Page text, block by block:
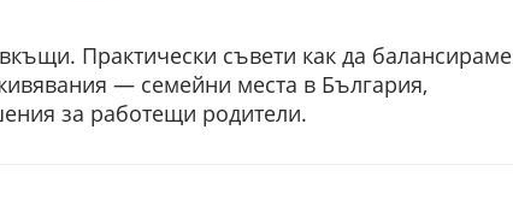
Практически съвети как да балансираме
— семейни места в България,
за работещи родители.